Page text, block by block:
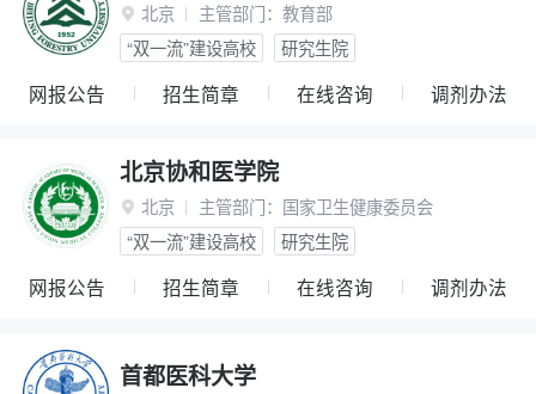
 北京 主管部门： 教育部
“双一流”建设高校
研究生院
网报公告 招生简章 在线咨询 调剂办法
北京协和医学院
 北京 主管部门： 国家卫生健康委员会
“双一流”建设高校
研究生院
网报公告 招生简章 在线咨询 调剂办法
首都医科大学